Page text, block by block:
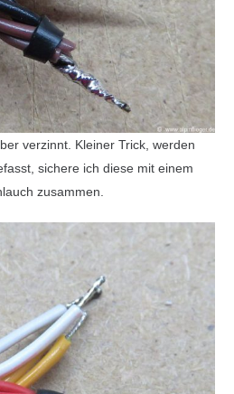
verzinnt. Kleiner Trick, werden
sichere ich diese mit einem
zusammen.